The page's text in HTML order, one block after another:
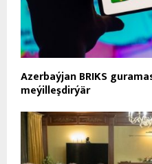
Azerbaýjan BRIKS
meýilleşdirýär